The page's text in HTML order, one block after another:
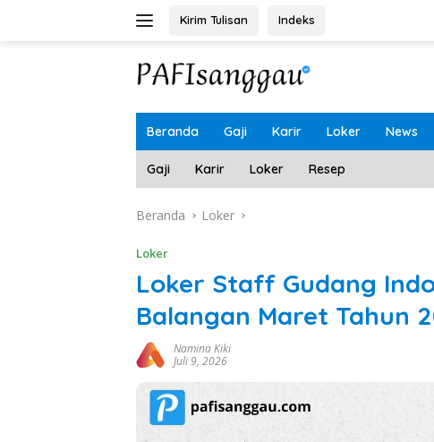
Kirim Tulisan Indeks
Beranda Gaji Karir Loker News
Gaji Karir Loker Resep
Beranda Loker
Loker
Loker Staff Gudang
Balangan Maret Tahun
Namina Kiki
Juli 9, 2026